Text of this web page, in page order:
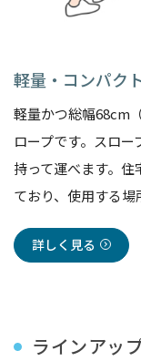
軽量・コンパク
軽量かつ総幅68cm
ロープです。スロ
持って運べます。
ており、使用する場
詳しく見る
ラインアッ